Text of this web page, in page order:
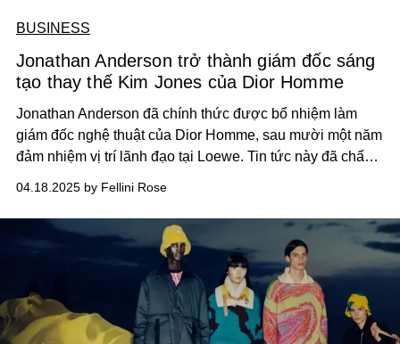
BUSINESS
Jonathan Anderson trở thành giám đốc sáng
tạo thay thế Kim Jones của Dior Homme
Jonathan Anderson đã chính thức được bổ nhiệm làm
giám đốc nghệ thuật của Dior Homme, sau mười một năm
đảm nhiệm vị trí lãnh đạo tại Loewe. Tin tức này đã chấm
thay thế Kim Jones, người đã rời vị trí này vào tháng Một.
04.18.2025 by Fellini Rose